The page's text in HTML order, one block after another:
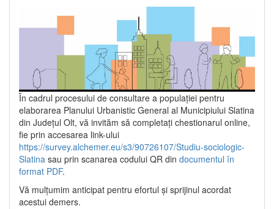
În cadrul procesului de consultare a populaţiei pentru
elaborarea Planului Urbanistic General al Municipiului Slatina
din Județul Olt, vă invităm să completați chestionarul online,
fie prin accesarea link-ului
https://survey.alchemer.eu/s3/90726107/Studiu-sociologic-
Slatina sau prin scanarea codului QR din documentul în
format PDF.
Vă mulţumim anticipat pentru efortul şi sprijinul acordat
acestui demers.